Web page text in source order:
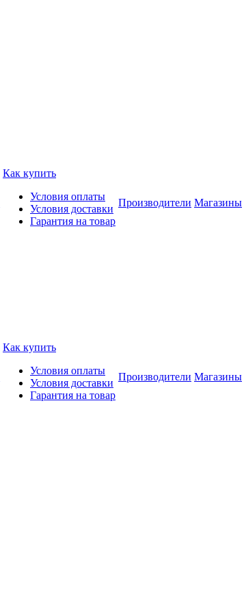
Как купить
Условия оплаты
Условия доставки
Гарантия на товар
Производители Магазины
Как купить
Условия оплаты
Условия доставки
Гарантия на товар
Производители Магазины